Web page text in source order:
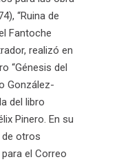
“Ruina de
Fantoche
realizó en
“Génesis del
González-
del libro
Pinero. En su
de otros
el Correo